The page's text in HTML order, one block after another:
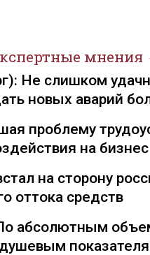
мнения
Не слишком
новых аварий
проблему
на бизнес
на сторону
оттока средств
абсолютным